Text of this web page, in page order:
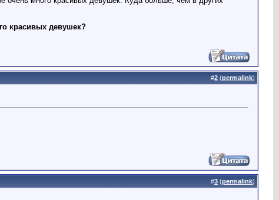
красивых девушек?
#2 (permalink)
#3 (permalink)